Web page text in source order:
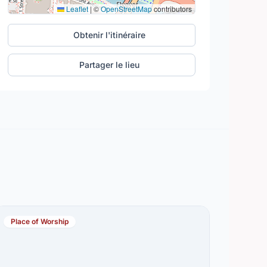
Leaflet |©OpenStreetMapcontributors
Obtenir l'itinéraire
Partager le lieu
Place of Worship